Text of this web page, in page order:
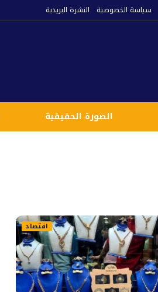
سياسة الخصوصية النشرة البريدية
الصورة الحقيقية
اقتصاد